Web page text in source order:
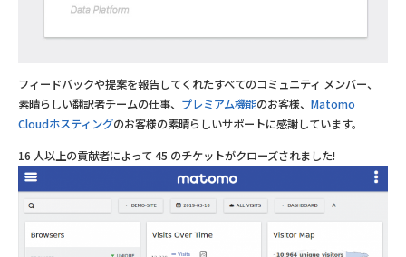
フィードバックや提案を報告してくれたすべてのコミュニティ メンバー、
素晴らしい翻訳者チームの仕事、 プレミアム機能のお客様、 Matomo
Cloudホスティングのお客様の素晴らしいサポートに感謝しています。
16 人以上の貢献者によって 45 のチケットがクローズされました!